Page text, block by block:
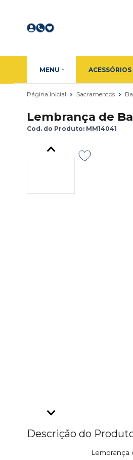
MENU ACESSÓRIOS
Página Inicial Sacramentos
Lembrança de
Cod. do Produto: MM14041
Descrição do
Lembrança